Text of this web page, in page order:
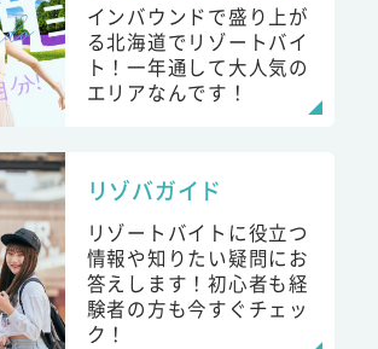
インバウンドで盛り上が
る北海道でリゾートバイ
ト！一年通して大人気の
エリアなんです！
リゾバガイド
リゾートバイトに役立つ
情報や知りたい疑問にお
答えします！初心者も経
験者の方も今すぐチェッ
ク！